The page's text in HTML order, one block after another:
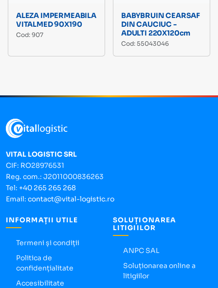
ALEZA IMPERMEABILA
VITALMED 90X190
Cod: 907
BABYBRUIN CEARSAF
DIN CAUCIUC -
ADULTI 220X120cm
Cod: 55043046
VITAL LOGISTIC SRL
CIF: RO28976531
Reg. com.: J2011000836263
Tel: +40 265 265 268
Email: contact@vital-logistic.ro
INFORMAȚII UTILE
Termeni și condiții
Politica de
confidențialitate
Accesibilitate
SOLUȚIONAREA
LITIGIILOR
ANPC SAL
Soluționarea online a
litigiilor